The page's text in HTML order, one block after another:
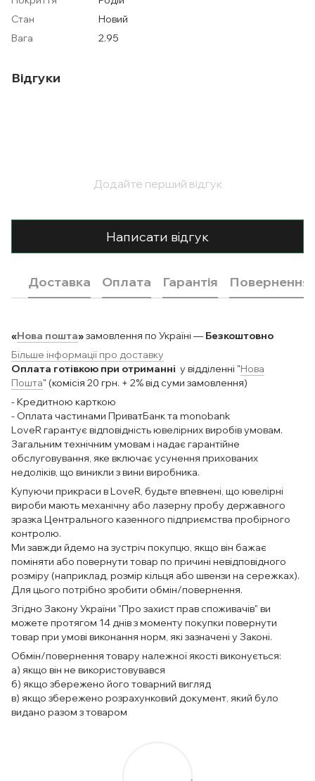
Стан
Новий
Вага
2.95
Відгуки
Додайте перший відгук
Написати відгук
Доставка Оплата Гарантія Повернення
«Нова пошта»замовлення по Україні — Безкоштовно
Більше інформації про доставку
Оплата готівкою при отриманні у відділенні "Нова
Пошта" (комісія 20 грн. + 2% від суми замовлення)
- Кредитною карткою
- Оплата частинами ПриватБанк та monobank
LoveR гарантує відповідність ювелірних виробів умовам.
Загальним технічним умовам і надає гарантійне
обслуговування, яке включає усунення прихованих
недоліків, що виникли з вини виробника.
Купуючи прикраси в LoveR, будьте впевнені, що ювелірні
вироби мають механічну або лазерну пробу державного
зразка Центрального казенного підприємства пробірного
контролю.
Ми завжди йдемо на зустріч покупцю, якщо він бажає
поміняти або повернути товар по причині невідповідного
розміру (наприклад, розмір кільця або швензи на сережках).
Для цього потрібно зробити обмін/повернення.
Згідно Закону України "Про захист прав споживачів" ви
можете протягом 14 днів з моменту покупки повернути
товар при умові виконання норм, які зазначені у Законі.
Обмін/повернення товару належної якості виконується:
а) якщо він не використовувався
б) якщо збережено його товарний вигляд
в) якщо збережено розрахунковий документ, який було
видано разом з товаром